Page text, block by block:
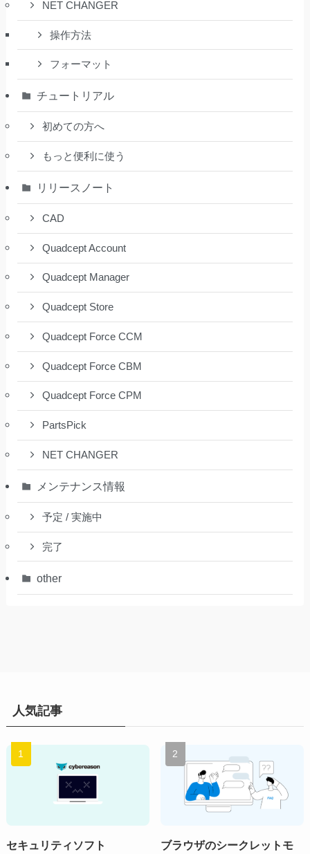
NET CHANGER
操作方法
フォーマット
チュートリアル
初めての方へ
もっと便利に使う
リリースノート
CAD
Quadcept Account
Quadcept Manager
Quadcept Store
Quadcept Force CCM
Quadcept Force CBM
Quadcept Force CPM
PartsPick
NET CHANGER
メンテナンス情報
予定 / 実施中
完了
other
人気記事
セキュリティソフト ブラウザのシークレットモ